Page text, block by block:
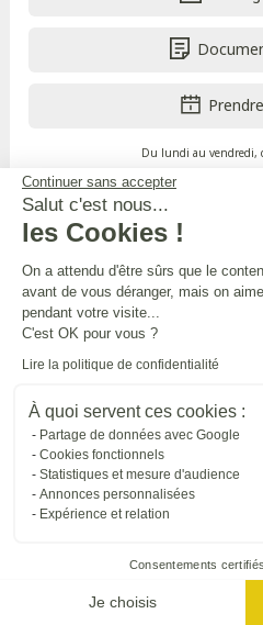
Continuer sans accepter
Salut c'est nous...
les Cookies !
On a attendu d'être sûrs que le
avant de vous déranger, mais on
pendant votre visite...
C'est OK pour vous ?
Lire la politique de confidentialité
À quoi servent ces cookies :
Partage de données avec Google
Cookies fonctionnels
Statistiques et mesure d'audience
Annonces personnalisées
Expérience et relation
Consentements
Je choisis
Du lundi au vendredi,
APPEL GRATUIT DEPUIS
DANIEL
L'UNIVERS
Tous nos